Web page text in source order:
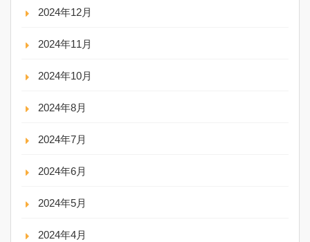
2024年12月
2024年11月
2024年10月
2024年8月
2024年7月
2024年6月
2024年5月
2024年4月